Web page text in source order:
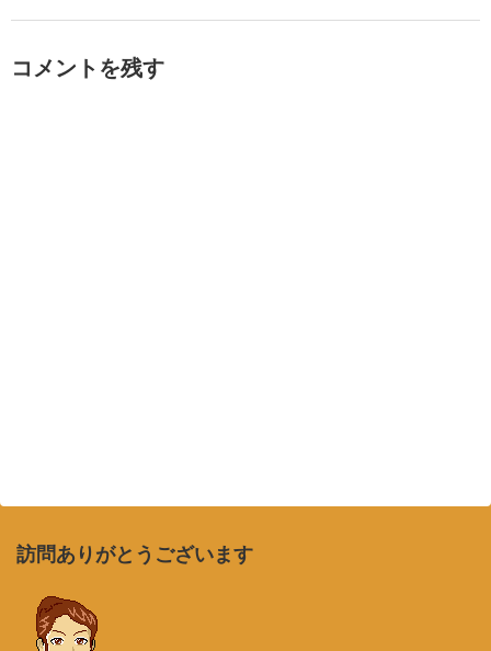
コメントを残す
訪問ありがとうございます